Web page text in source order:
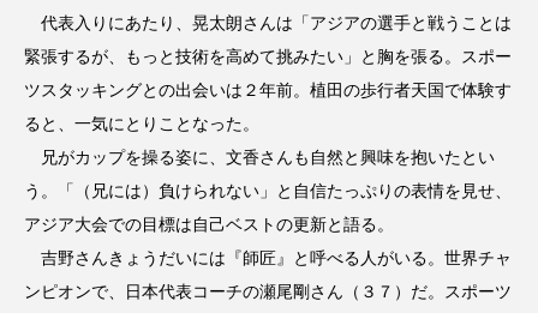
代表入りにあたり、晃太朗さんは「アジアの選手と戦うことは
緊張するが、もっと技術を高めて挑みたい」と胸を張る。スポー
ツスタッキングとの出会いは２年前。植田の歩行者天国で体験す
ると、一気にとりことなった。
兄がカップを操る姿に、文香さんも自然と興味を抱いたとい
う。「（兄には）負けられない」と自信たっぷりの表情を見せ、
アジア大会での目標は自己ベストの更新と語る。
吉野さんきょうだいには『師匠』と呼べる人がいる。世界チャ
ンピオンで、日本代表コーチの瀬尾剛さん（３７）だ。スポーツ